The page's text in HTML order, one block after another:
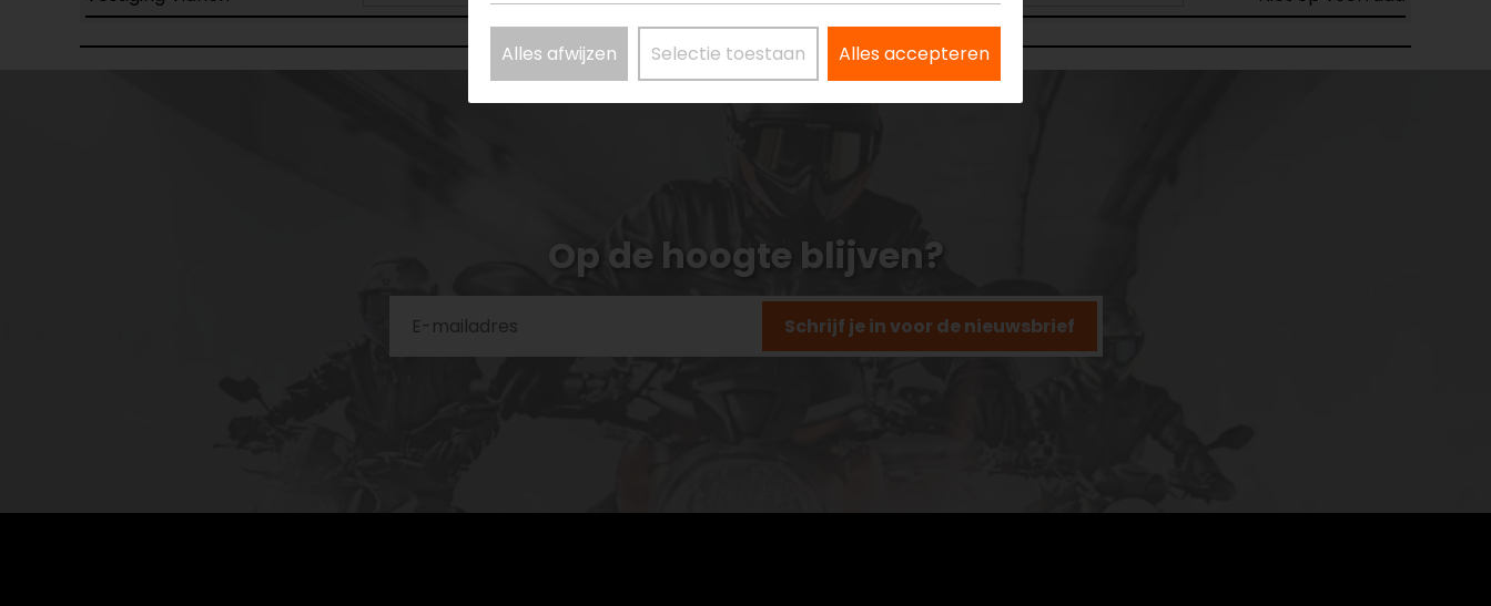
Op de hoogte blijven?
Schrijf je in voor de nieuwsbrief
Alles afwijzen Selectie toestaan Alles accepteren